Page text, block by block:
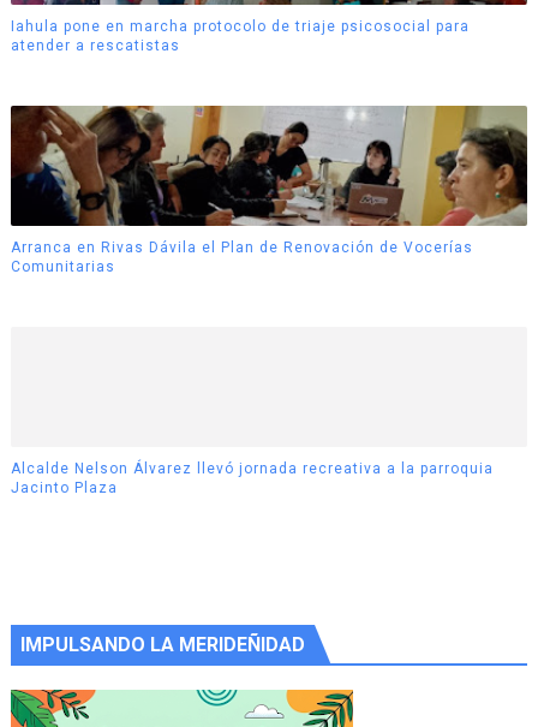
Iahula pone en marcha protocolo de triaje psicosocial para
atender a rescatistas
Arranca en Rivas Dávila el Plan de Renovación de Vocerías
Comunitarias
Alcalde Nelson Álvarez llevó jornada recreativa a la parroquia
Jacinto Plaza
IMPULSANDO LA MERIDEÑIDAD